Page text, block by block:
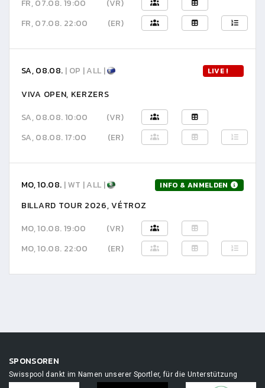
FR, 07.08. 19:00
(VR)
FR, 07.08. 22:00
(ER)
SA, 08.08. | OP | ALL | LIVE !
VIVA OPEN, KERZERS
SA, 08.08. 10:00
(VR)
SA, 08.08. 17:00
(ER)
MO, 10.08. | WT | ALL | INFO & ANMELDEN
BILLARD TOUR 2026, VÉTROZ
MO, 10.08. 19:00
(VR)
MO, 10.08. 22:00
(ER)
SPONSOREN
Swisspool dankt im Namen unserer Sportler, für die Unterstützung